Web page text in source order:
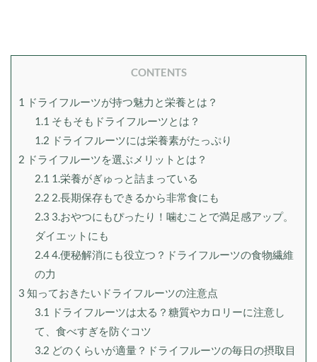
CONTENTS
1
ドライフルーツが持つ魅力と栄養とは？
1.1 そもそもドライフルーツとは？
1.2 ドライフルーツには栄養素がたっぷり
2 ドライフルーツを選ぶメリットとは？
2.1 1.栄養がぎゅっと詰まっている
2.2 2.長期保存もできるから非常食にも
2.3 3.おやつにもぴったり！噛むことで満足感アップ。
ダイエットにも
2.44.便秘解消にも役立つ？ドライフルーツの食物繊維
の力
3 知っておきたいドライフルーツの注意点
3.1
ドライフルーツは太る？糖質やカロリーに注意し
て、食べすぎを防ぐコツ
3.2 どのくらいが適量？ドライフルーツの毎日の摂取目